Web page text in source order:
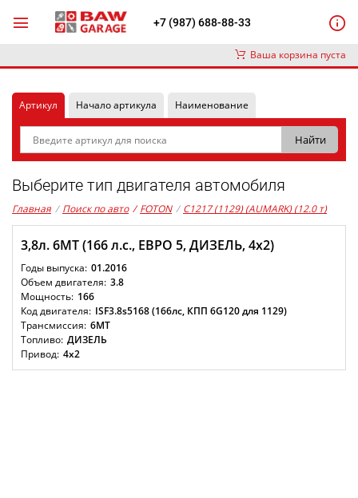
+7 (987) 688-88-33
Ваша корзина пуста
Артикул Начало артикула Наименование
Выберите тип двигателя автомобиля
Главная / Поиск по авто / FOTON / C1217 (1129) (AUMARK) (12.0 т)
3,8л. 6MT (166 л.с., ЕВРО 5, ДИЗЕЛЬ, 4x2)
01.2016
3.8
166
ISF3.8s5168 (166лс, КПП 6G120 для 1129)
6MT
ДИЗЕЛЬ
4x2